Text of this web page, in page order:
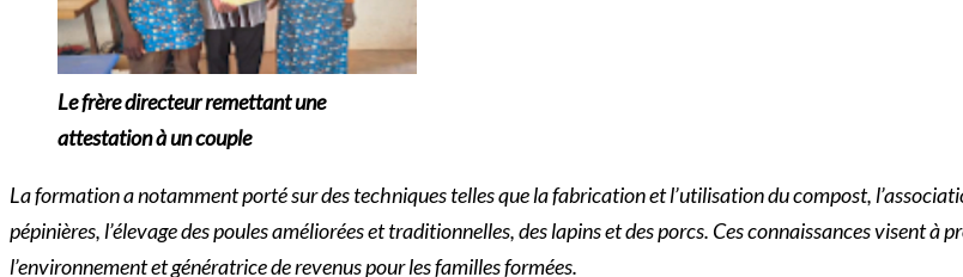
Le frère directeur remettant une
attestation à un couple
La formation a notamment porté sur des techniques telles que la fabrication et l’utilisation du compost,
pépinières, l’élevage des poules améliorées et traditionnelles, des lapins et des porcs. Ces connaissances visent
l’environnement et génératrice de revenus pour les familles formées.